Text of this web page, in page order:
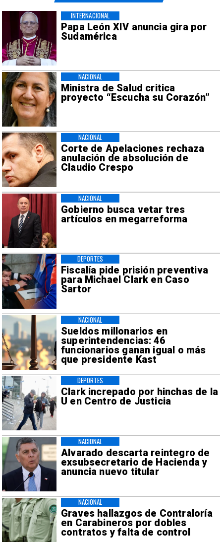
Papa León XIV anuncia gira por
Sudamérica
INTERNACIONAL
Ministra de Salud critica
proyecto “Escucha su Corazón”
NACIONAL
Corte de Apelaciones rechaza
anulación de absolución de
Claudio Crespo
NACIONAL
Gobierno busca vetar tres
artículos en megarreforma
NACIONAL
Fiscalía pide prisión preventiva
para Michael Clark en Caso
Sartor
DEPORTES
Sueldos millonarios en
superintendencias: 46
funcionarios ganan igual o más
que presidente Kast
NACIONAL
Clark increpado por hinchas de la
U en Centro de Justicia
DEPORTES
Alvarado descarta reintegro de
exsubsecretario de Hacienda y
anuncia nuevo titular
NACIONAL
Graves hallazgos de Contraloría
en Carabineros por dobles
contratos y falta de control
NACIONAL